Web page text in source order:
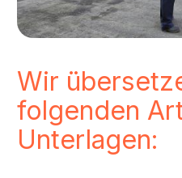
Wir
folgenden
Unterlagen: